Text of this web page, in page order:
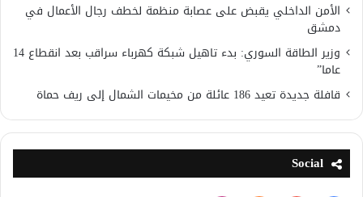
الأمن الداخلي يقبض على عصابة منظمة لخطف رجال الأعمال في
دمشق
وزير الطاقة السوري: بدء تاهيل شبكة كهرباء سراقب بعد انقطاع 14
عاما”
قافلة جديدة تعيد 186 عائلة من مخيمات الشمال إلى ريف حماة
Social